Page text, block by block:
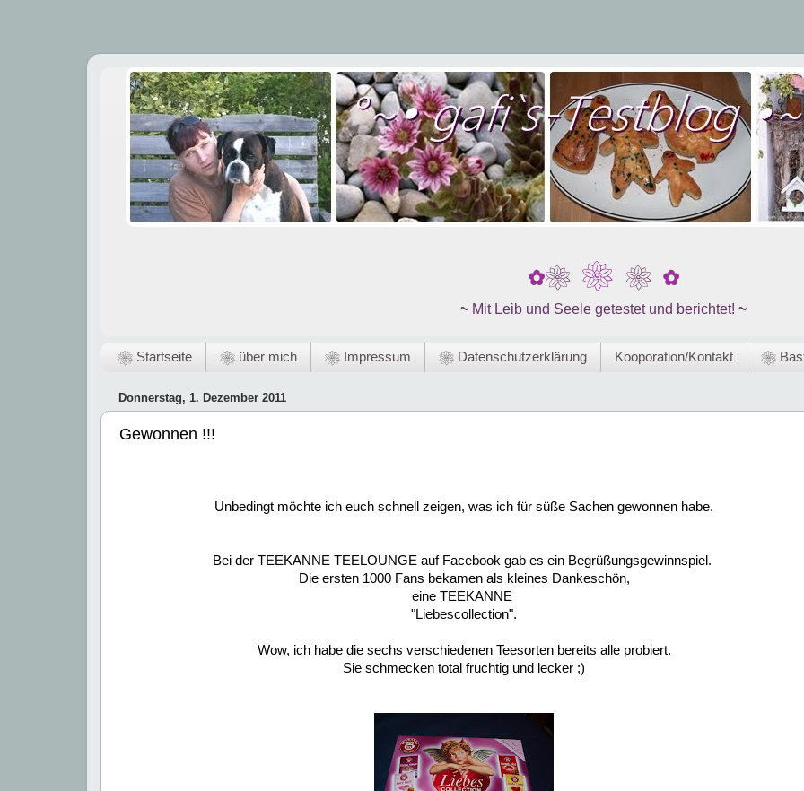
✿❀ ❀ ❀ ✿
~ Mit Leib und Seele getestet und berichtet! ~
❀ Startseite ❀ über mich ❀ Impressum ❀ Datenschutzerklärung Kooporation/Kontakt ❀
Donnerstag, 1. Dezember 2011
Gewonnen !!!
Unbedingt möchte ich euch schnell zeigen, was ich für süße Sachen gewonnen habe.
Bei der TEEKANNE TEELOUNGE auf Facebook gab es ein Begrüßungsgewinnspiel.
Die ersten 1000 Fans bekamen als kleines Dankeschön,
eine TEEKANNE
"Liebescollection".
Wow, ich habe die sechs verschiedenen Teesorten bereits alle probiert.
Sie schmecken total fruchtig und lecker ;)